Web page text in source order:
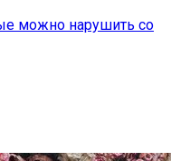
можно нарушить со